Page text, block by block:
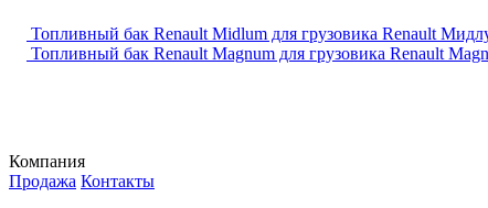
Топливный бак Renault Midlum для грузовика Renault
Топливный бак Renault Magnum для грузовика Renault
Компания
Продажа Контакты